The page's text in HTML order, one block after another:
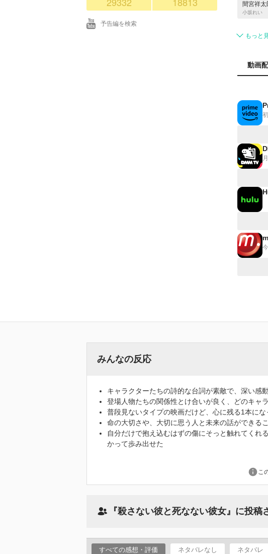
予告編を検索
間宮祥太
小坂れい
もっと
動画
みんなの反応
キャラクターたちの詩的な台詞が素敵で、深い感
登場人物たちの関係性とけ合いが良く、どのキャ
普段見ないタイプの映画だけど、心に残る1本にな
命の大切さや、大切に思う人と未来の話ができる
自分だけで抱え込むはずの傷にそっと触れてくれ
かって歩み出せた
こ
『殺さない彼と死なない彼女』に投稿
すべての感想・評価 ネタバレなし ネタバレ